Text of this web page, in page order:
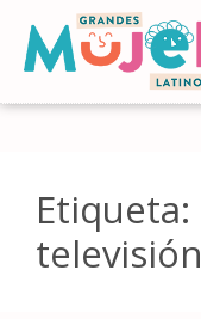
Etiqueta:
televisión